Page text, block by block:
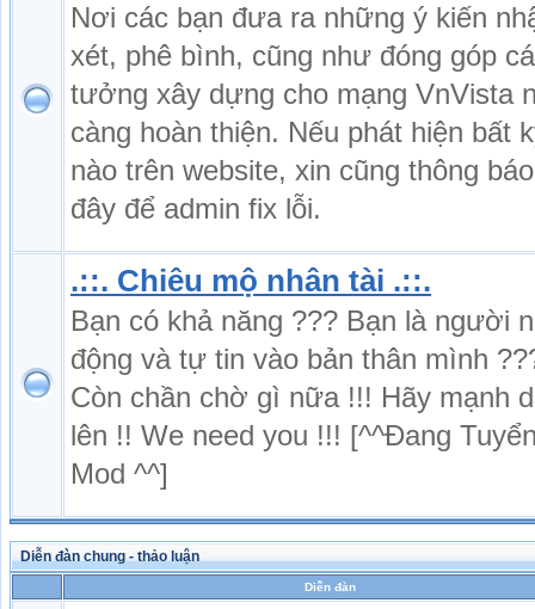
Nơi các bạn đưa ra những ý kiến
xét, phê bình, cũng như đóng góp
tưởng xây dựng cho mạng VnVista
càng hoàn thiện. Nếu phát hiện bất
nào trên website, xin cũng thông
đây để admin fix lỗi.
.::. Chiêu mộ nhân tài .::.
Bạn có khả năng ??? Bạn là người
động và tự tin vào bản thân mình
Còn chần chờ gì nữa !!! Hãy mạnh
lên !! We need you !!! [^^Đang
Mod ^^]
Diễn đàn chung - thảo luận
Diễn đàn